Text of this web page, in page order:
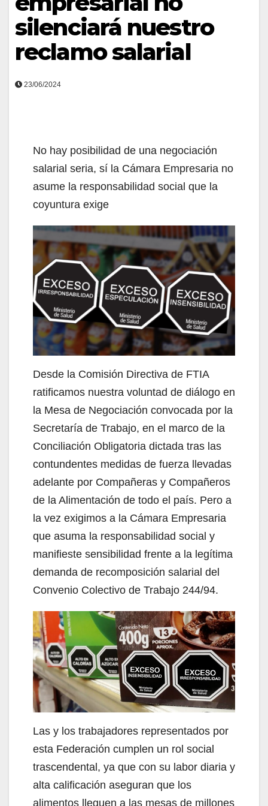
silenciará nuestro
reclamo salarial
23/06/2024
No hay posibilidad de una negociación
salarial seria, sí la Cámara Empresaria no
asume la responsabilidad social que la
coyuntura exige
Desde la Comisión Directiva de FTIA
ratificamos nuestra voluntad de diálogo en
la Mesa de Negociación convocada por la
Secretaría de Trabajo, en el marco de la
Conciliación Obligatoria dictada tras las
contundentes medidas de fuerza llevadas
adelante por Compañeras y Compañeros
de la Alimentación de todo el país. Pero a
la vez exigimos a la Cámara Empresaria
que asuma la responsabilidad social y
manifieste sensibilidad frente a la legítima
demanda de recomposición salarial del
Convenio Colectivo de Trabajo 244/94.
Las y los trabajadores representados por
esta Federación cumplen un rol social
trascendental, ya que con su labor diaria y
alta calificación aseguran que los
alimentos lleguen a las mesas de millones